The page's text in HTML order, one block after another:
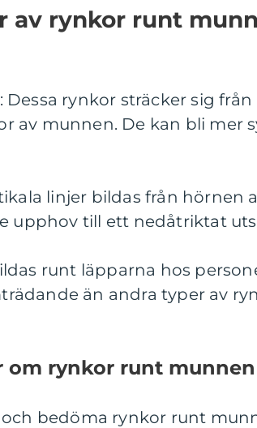
av rynkor runt
Dessa rynkor sträcker sig
av munnen. De kan bli mer
linjer bildas från hörnen
upphov till ett nedåtriktat
runt läpparna hos
än andra typer av
rynkor runt munnen
bedöma rynkor runt